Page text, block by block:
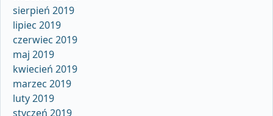
sierpień 2019
lipiec 2019
czerwiec 2019
maj 2019
kwiecień 2019
marzec 2019
luty 2019
styczeń 2019